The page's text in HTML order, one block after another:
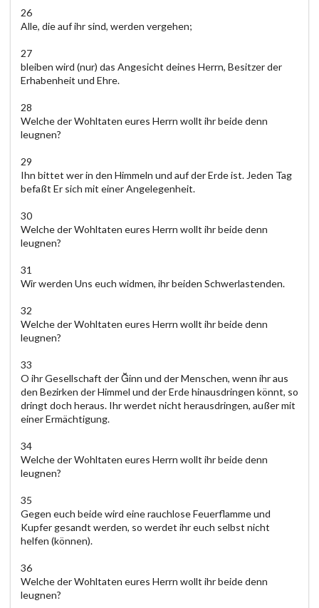
26
Alle, die auf ihr sind, werden vergehen;
27
bleiben wird (nur) das Angesicht deines Herrn, Besitzer der
Erhabenheit und Ehre.
28
Welche der Wohltaten eures Herrn wollt ihr beide denn
leugnen?
29
Ihn bittet wer in den Himmeln und auf der Erde ist. Jeden Tag
befaßt Er sich mit einer Angelegenheit.
30
Welche der Wohltaten eures Herrn wollt ihr beide denn
leugnen?
31
Wir werden Uns euch widmen, ihr beiden Schwerlastenden.
32
Welche der Wohltaten eures Herrn wollt ihr beide denn
leugnen?
33
O ihr Gesellschaft der Ğinn und der Menschen, wenn ihr aus
den Bezirken der Himmel und der Erde hinausdringen könnt, so
dringt doch heraus. Ihr werdet nicht herausdringen, außer mit
einer Ermächtigung.
34
Welche der Wohltaten eures Herrn wollt ihr beide denn
leugnen?
35
Gegen euch beide wird eine rauchlose Feuerflamme und
Kupfer gesandt werden, so werdet ihr euch selbst nicht
helfen (können).
36
Welche der Wohltaten eures Herrn wollt ihr beide denn
leugnen?